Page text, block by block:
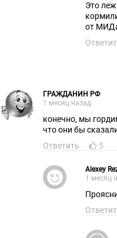
Это
от
ГРАЖДАНИН РФ
1 месяц назад
конечно, мы
что они бы
Ответить
5
Alexey
1 месяц